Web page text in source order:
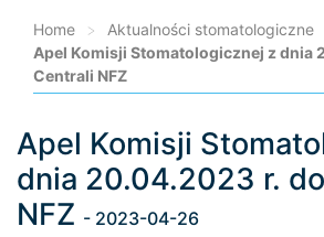
Home > Aktualności stomatologiczne
Apel Komisji Stomatologicznej z dnia
Centrali NFZ
Loading...
Apel Komisji
dnia 20.04.2023 r.
NFZ - 2023-04-26